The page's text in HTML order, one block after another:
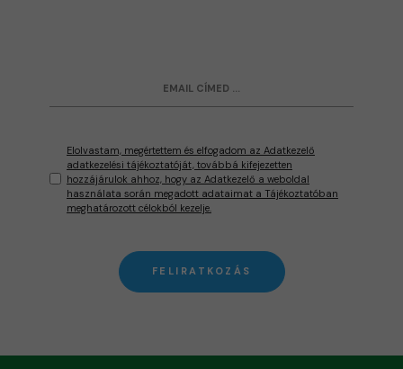
Elolvastam, megértettem és elfogadom az Adatkezelő
adatkezelési tájékoztatóját, továbbá kifejezetten
hozzájárulok ahhoz, hogy az Adatkezelő a weboldal
használata során megadott adataimat a Tájékoztatóban
meghatározott célokból kezelje.
FELIRATKOZÁS